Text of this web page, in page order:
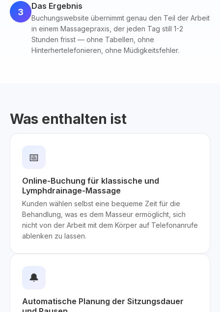
3
Das Ergebnis
Buchungswebsite übernimmt genau den Teil der Arbeit
in einem Massagepraxis, der jeden Tag still 1-2
Stunden frisst — ohne Tabellen, ohne
Hinterhertelefonieren, ohne Müdigkeitsfehler.
Was enthalten ist
📅
Online-Buchung für klassische und
Lymphdrainage-Massage
Kunden wählen selbst eine bequeme Zeit für die
Behandlung, was es dem Masseur ermöglicht, sich
nicht von der Arbeit mit dem Körper auf Telefonanrufe
ablenken zu lassen.
🔔
Automatische Planung der Sitzungsdauer